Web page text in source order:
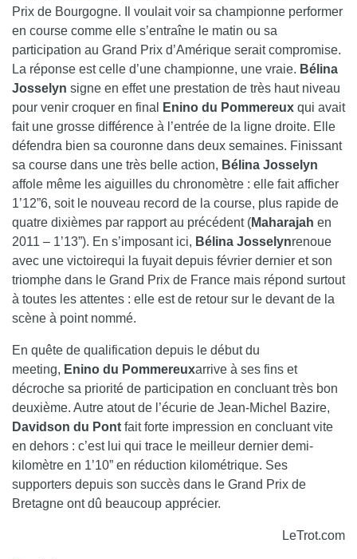
Prix de Bourgogne. Il voulait voir sa championne performer
en course comme elle s’entraîne le matin ou sa
participation au Grand Prix d’Amérique serait compromise.
La réponse est celle d’une championne, une vraie. Bélina
Josselyn signe en effet une prestation de très haut niveau
pour venir croquer en final
Enino du Pommereux qui avait
fait une grosse différence à l’entrée de la ligne droite. Elle
défendra bien sa couronne dans deux semaines. Finissant
sa course dans une très belle action, Bélina Josselyn
affole même les aiguilles du chronomètre : elle fait afficher
1’12”6, soit le nouveau record de la course, plus rapide de
quatre dixièmes par rapport au précédent (Maharajah en
2011 – 1’13”). En s’imposant ici, Bélina Josselynrenoue
avec une victoirequi la fuyait depuis février dernier et son
triomphe dans le Grand Prix de France mais répond surtout
à toutes les attentes : elle est de retour sur le devant de la
scène à point nommé.
En quête de qualification depuis le début du
meeting, Enino du Pommereuxarrive à ses fins et
décroche sa priorité de participation en concluant très bon
deuxième. Autre atout de l’écurie de Jean-Michel Bazire,
Davidson du Pont fait forte impression en concluant vite
en dehors : c’est lui qui trace le meilleur dernier demi-
kilomètre en 1’10” en réduction kilométrique. Ses
supporters depuis son succès dans le Grand Prix de
Bretagne ont dû beaucoup apprécier.
LeTrot.com